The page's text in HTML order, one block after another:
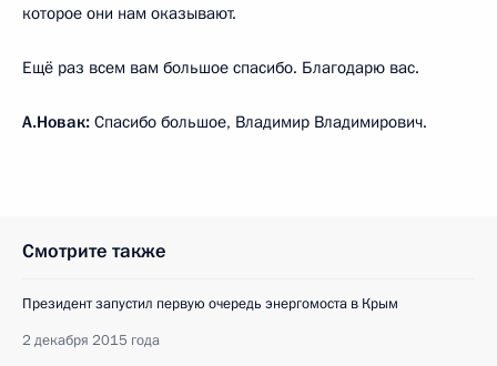
которое они нам оказывают.
Ещё раз всем вам большое спасибо. Благодарю вас.
А.Новак: Спасибо большое, Владимир Владимирович.
Смотрите также
Президент запустил первую очередь энергомоста в Крым
2 декабря 2015 года